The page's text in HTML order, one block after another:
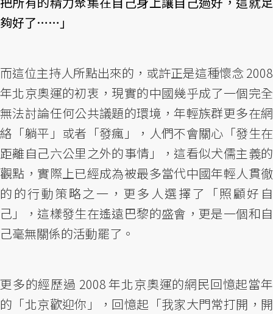
夠好了……」
而這位主持人所點出來的，或許正是這種懷念 2008
年北京奧運的初衷，現實的中國幾乎成了一個完全
無法討論任何公共議題的環境，年輕族群更多在網
絡「躺平」或者「發瘋」，人們不會關心「發生在
距離自己六公里之外的事情」，這看似犬儒主義的
觀點，實際上已經成為被最多當代中國年輕人貫徹
的的行動策略之一，更多人選擇了「照顧好自
己」，這樣發生在遙遠巴黎的盛會，更是一個和自
己毫無關係的活動罷了。
更多的經歷過 2008 年北京奧運的網民回憶起當年
的「北京歡迎你」，回憶起「我家大門常打開，開